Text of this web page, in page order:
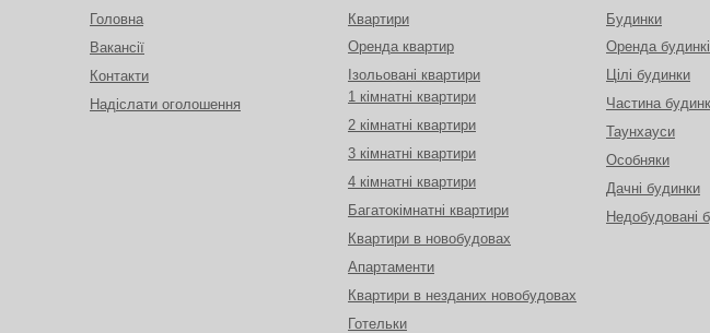
Головна
Вакансії
Контакти
Надіслати оголошення
Квартири
Оренда квартир
Ізольовані квартири
1 кімнатні квартири
2 кімнатні квартири
3 кімнатні квартири
4 кімнатні квартири
Багатокімнатні квартири
Квартири в новобудовах
Апартаменти
Квартири в незданих новобудовах
Готельки
Будинки
Оренда
Цілі будинки
Частина
Таунхауси
Особняки
Дачні будинки
Недобудовані